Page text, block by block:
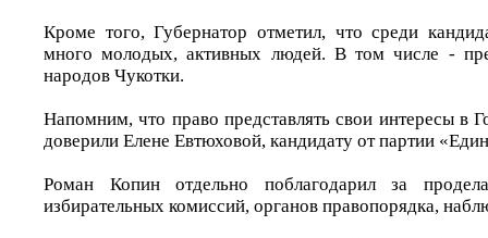
Кроме того, Губернатор отметил, что среди
много молодых, активных людей. В том числе -
народов Чукотки.
Напомним, что право представлять свои интересы в
доверили Елене Евтюховой, кандидату от партии
Роман Копин отдельно поблагодарил за
избирательных комиссий, органов правопорядка,